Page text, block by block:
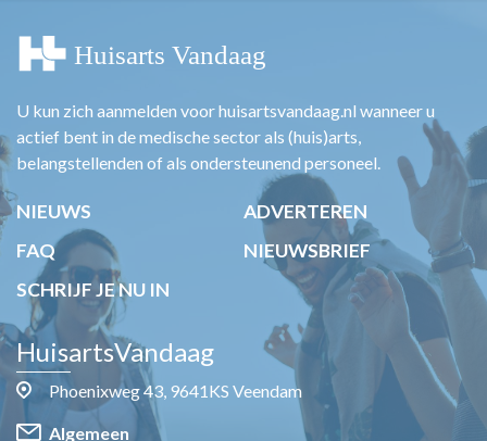
U kun zich aanmelden voor huisartsvandaag.nl wanneer u
actief bent in de medische sector als (huis)arts,
belangstellenden of als ondersteunend personeel.
NIEUWS
ADVERTEREN
FAQ
NIEUWSBRIEF
SCHRIJF JE NU IN
HuisartsVandaag
Phoenixweg 43, 9641KS Veendam
Algemeen